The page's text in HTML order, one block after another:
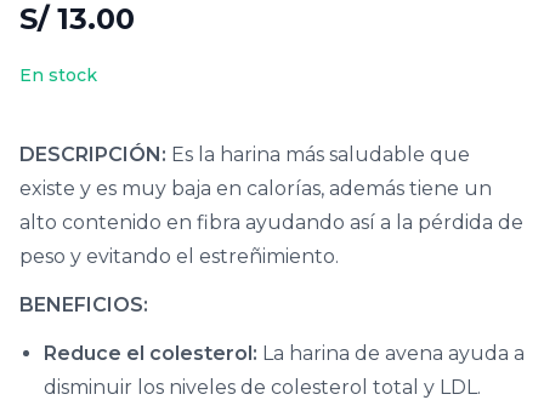
S/ 13.00
En stock
DESCRIPCIÓN: Es la harina más saludable que
existe y es muy baja en calorías, además tiene un
alto contenido en fibra ayudando así a la pérdida de
peso y evitando el estreñimiento.
BENEFICIOS:
Reduce el colesterol: La harina de avena ayuda a
disminuir los niveles de colesterol total y LDL.